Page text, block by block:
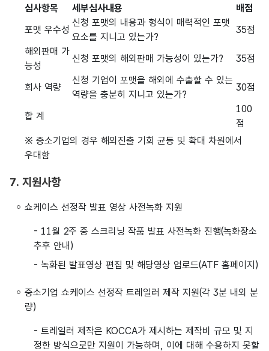
심사항목
세부심사내용
배점
포맷 우수성
신청 포맷의 내용과 형식이 매력적인 포맷
요소를 지니고 있는가?
35점
해외판매 가
능성
신청 포맷의 해외판매 가능성이 있는가? 35점
회사 역량
신청 기업이 포맷을 해외에 수출할 수 있는
역량을 충분히 지니고 있는가?
30점
합 계
100
점
※ 중소기업의 경우 해외진출 기회 균등 및 확대 차원에서
우대함
7. 지원사항
쇼케이스 선정작 발표 영상 사전녹화 지원
- 11월 2주 중 스크리닝 작품 발표 사전녹화 진행(녹화장소
추후 안내)
- 녹화된 발표영상 편집 및 해당영상 업로드(ATF 홈페이지)
중소기업 쇼케이스 선정작 트레일러 제작 지원(각 3분 내외 분
량)
- 트레일러 제작은 KOCCA가 제시하는 제작비 규모 및 지
정한 방식으로만 지원이 가능하며, 이에 대해 수용하지 못할